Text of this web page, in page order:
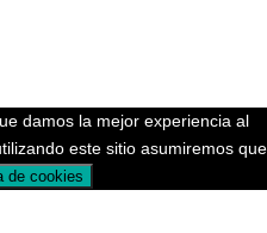
damos la mejor experiencia al
este sitio asumiremos que
de cookies